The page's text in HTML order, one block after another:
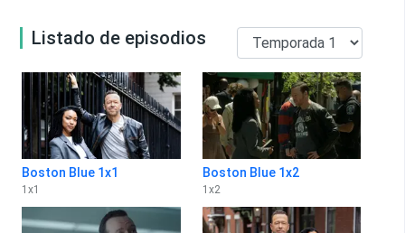
Listado de episodios
Boston Blue 1x1
1 x1
Boston Blue 1x2
1 x2